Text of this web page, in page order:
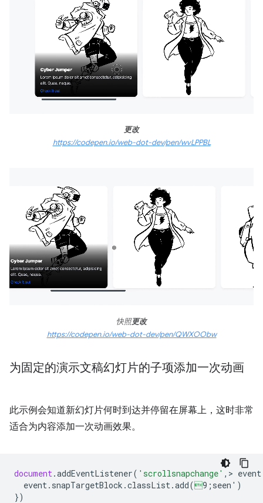
更改
https://codepen.io/web-dot-dev/pen/wvLPPBL
快照更改
https://codepen.io/web-dot-dev/pen/QWXOObw
为固定的演示文稿幻灯片的子项添加一次动画
此示例会知道新幻灯片何时到达并停留在屏幕上，这时非常
适合为内容添加一次动画效果。
document .addEventListener( 'scrollsnapchange' , > event
event . snapTargetBlock .classList .add(9;seen' )
})